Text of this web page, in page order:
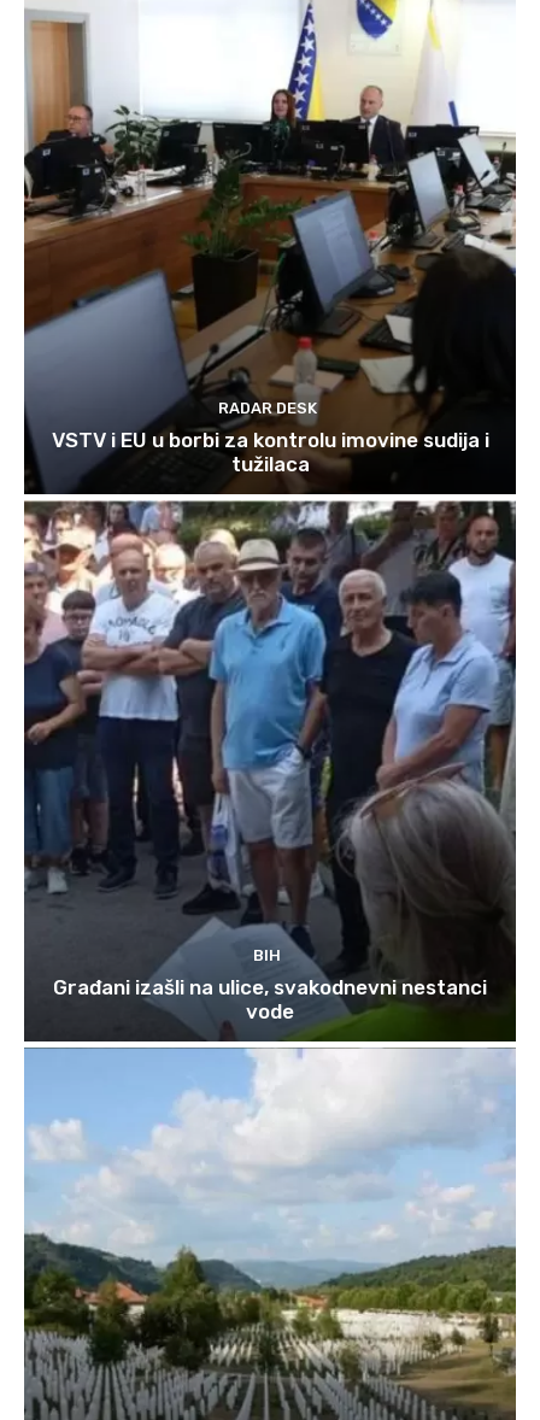
RADAR DESK
VSTV i EU u borbi za kontrolu imovine sudija i
tužilaca
BIH
Građani izašli na ulice, svakodnevni nestanci
vode